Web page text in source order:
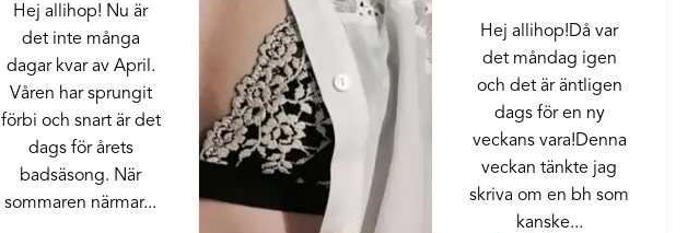
Hej allihop! Nu är
det inte många
dagar kvar av April.
Våren har sprungit
förbi och snart är det
dags för årets
badsäsong. När
sommaren närmar...
Hej allihop!Då var
det måndag igen
och det är äntligen
dags för en ny
veckans vara!Denna
veckan tänkte jag
skriva om en bh som
kanske...